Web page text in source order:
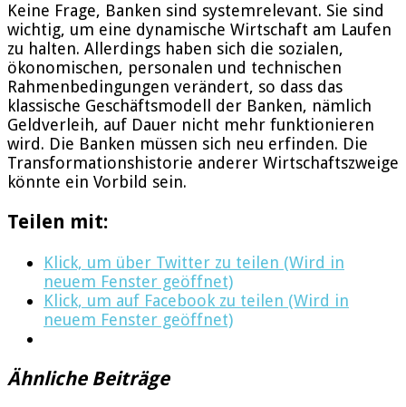
Keine Frage, Banken sind systemrelevant. Sie sind
wichtig, um eine dynamische Wirtschaft am Laufen
zu halten. Allerdings haben sich die sozialen,
ökonomischen, personalen und technischen
Rahmenbedingungen verändert, so dass das
klassische Geschäftsmodell der Banken, nämlich
Geldverleih, auf Dauer nicht mehr funktionieren
wird. Die Banken müssen sich neu erfinden. Die
Transformationshistorie anderer Wirtschaftszweige
könnte ein Vorbild sein.
Teilen mit:
Klick, um über Twitter zu teilen (Wird in
neuem Fenster geöffnet)
Klick, um auf Facebook zu teilen (Wird in
neuem Fenster geöffnet)
Ähnliche Beiträge